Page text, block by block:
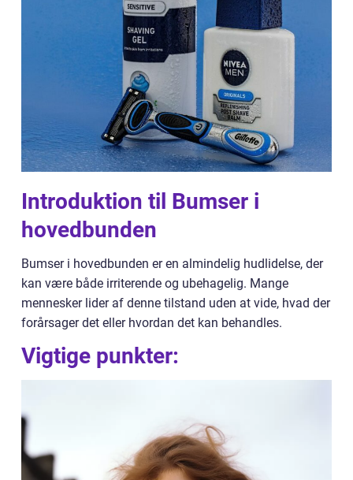
Introduktion til Bumser i
hovedbunden
Bumser i hovedbunden er en almindelig hudlidelse, der
kan være både irriterende og ubehagelig. Mange
mennesker lider af denne tilstand uden at vide, hvad der
forårsager det eller hvordan det kan behandles.
Vigtige punkter: